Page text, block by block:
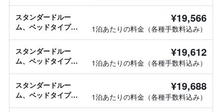
スタンダードルー
ム、ベッドタイプ情
¥19,566
1泊あたりの料金（各種手数料込み）
スタンダードルー
ム、ベッドタイプ情
¥19,612
1泊あたりの料金（各種手数料込み）
スタンダードルー
ム、ベッドタイプ情
¥19,688
1泊あたりの料金（各種手数料込み）